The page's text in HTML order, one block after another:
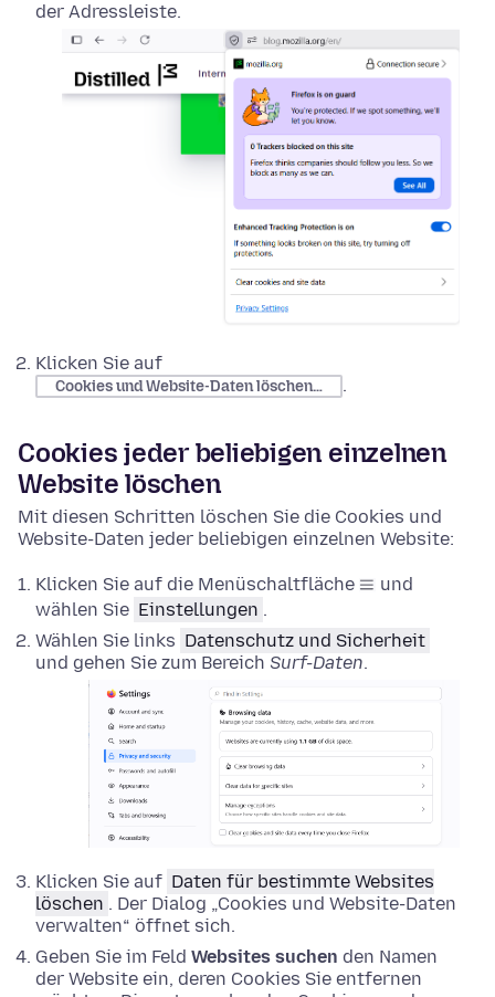
der Adressleiste.
Klicken Sie auf
Cookies und Website-Daten löschen… .
Cookies jeder beliebigen einzelnen
Website löschen
Mit diesen Schritten löschen Sie die Cookies und
Website-Daten jeder beliebigen einzelnen Website:
Klicken Sie auf die Menüschaltfläche
und
wählen Sie Einstellungen .
Wählen Sie links Datenschutz und Sicherheit
und gehen Sie zum Bereich Surf-Daten.
Klicken Sie auf Daten für bestimmte Websites
löschen . Der Dialog „Cookies und Website-Daten
verwalten“ öffnet sich.
Geben Sie im Feld Websites suchen den Namen
der Website ein, deren Cookies Sie entfernen